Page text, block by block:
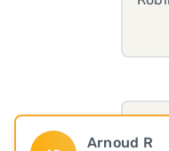
Arnoud R